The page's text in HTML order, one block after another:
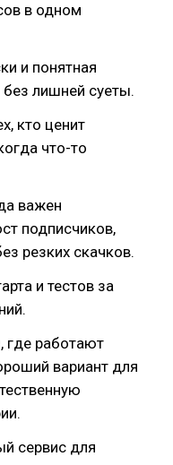
в одном
и понятная
без лишней суеты.
кто ценит
что-то
важен
подписчиков,
резких скачков.
и тестов за
где работают
вариант для
сервис для